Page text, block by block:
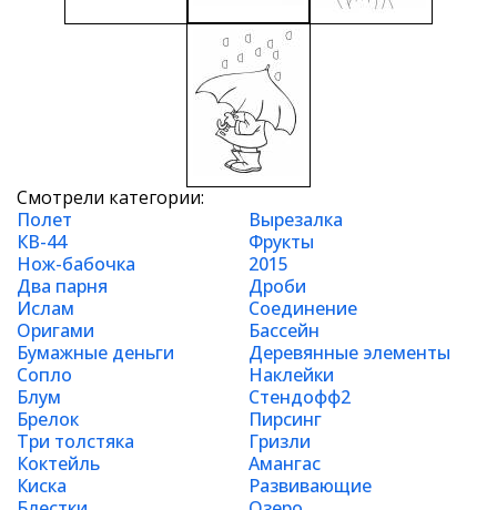
Смотрели категории:
Полет
Вырезалка
КВ-44
Фрукты
Нож-бабочка
2015
Два парня
Дроби
Ислам
Соединение
Оригами
Бассейн
Бумажные деньги
Деревянные элементы
Сопло
Наклейки
Блум
Стендофф2
Брелок
Пирсинг
Три толстяка
Гризли
Коктейль
Амангас
Киска
Развивающие